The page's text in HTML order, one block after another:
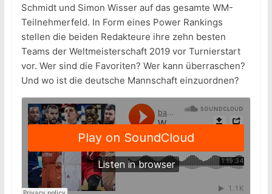
Schmidt und Simon Wisser auf das gesamte WM-
Teilnehmerfeld. In Form eines Power Rankings
stellen die beiden Redakteure ihre zehn besten
Teams der Weltmeisterschaft 2019 vor Turnierstart
vor. Wer sind die Favoriten? Wer kann überraschen?
Und wo ist die deutsche Mannschaft einzuordnen?